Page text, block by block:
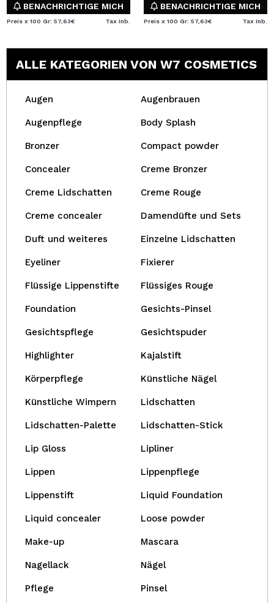
BENACHRICHTIGE MICH
Preis x 100 Gr: 57,63€ Tax Inb.
BENACHRICHTIGE MICH
Preis x 100 Gr: 57,63€ Tax Inb.
ALLE KATEGORIEN VON W7 COSMETICS
Augen Augenbrauen
Augenpflege Body Splash
Bronzer Compact powder
Concealer Creme Bronzer
Creme Lidschatten Creme Rouge
Creme concealer Damendüfte und Sets
Duft und weiteres Einzelne Lidschatten
Eyeliner Fixierer
Flüssige Lippenstifte Flüssiges Rouge
Foundation Gesichts-Pinsel
Gesichtspflege Gesichtspuder
Highlighter Kajalstift
Körperpflege Künstliche Nägel
Künstliche Wimpern Lidschatten
Lidschatten-Palette Lidschatten-Stick
Lip Gloss Lipliner
Lippen Lippenpflege
Lippenstift Liquid Foundation
Liquid concealer Loose powder
Make-up Mascara
Nagellack Nägel
Pflege Pinsel